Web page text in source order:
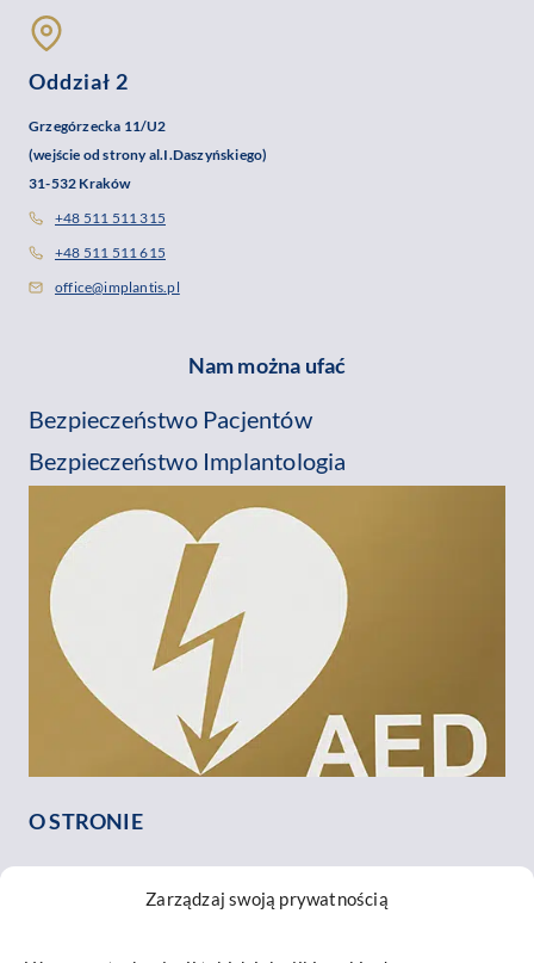
Zarządzaj swoją prywatnością
Oddział 2
Grzegórzecka 11/U2
(wejście od strony al.I.Daszyńskiego)
31-532 Kraków
+48 511 511 315
+48 511 511 615
office@implantis.pl
Nam można ufać
Bezpieczeństwo Pacjentów
Bezpieczeństwo Implantologia
O STRONIE
O nas